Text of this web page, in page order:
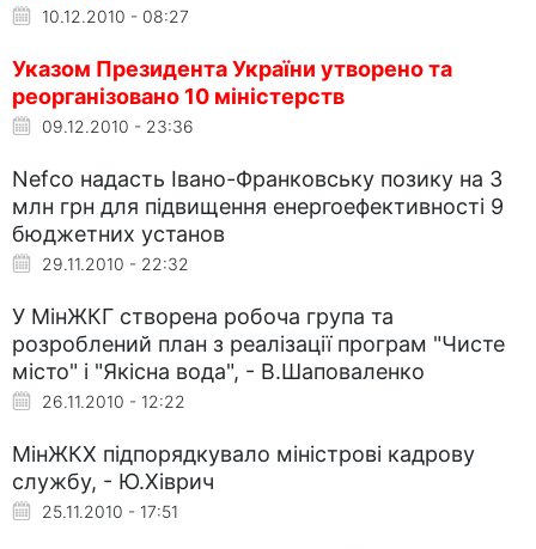
10.12.2010 - 08:27
Указом Президента України утворено та
реорганізовано 10 міністерств
09.12.2010 - 23:36
Nefco надасть Івано-Франковську позику на 3
млн грн для підвищення енергоефективності 9
бюджетних установ
29.11.2010 - 22:32
У МінЖКГ створена робоча група та
розроблений план з реалізації програм "Чисте
місто" і "Якісна вода", - В.Шаповаленко
26.11.2010 - 12:22
МінЖКХ підпорядкувало міністрові кадрову
службу, - Ю.Хіврич
25.11.2010 - 17:51